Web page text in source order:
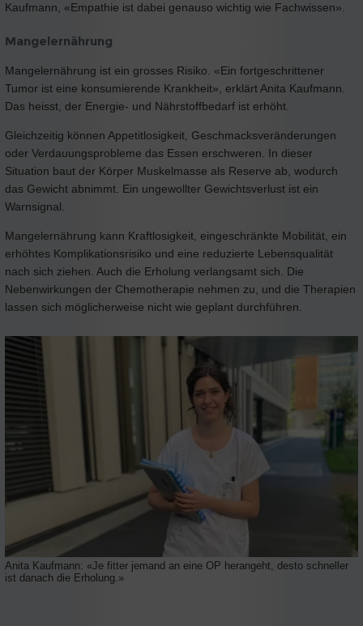
Kaufmann, «Empathie ist dabei genauso wichtig wie Fachwissen».
Mangelernährung
Mangelernährung ist ein grosses Risiko. «Ein fortgeschrittener
Tumor ist eine konsumierende Krankheit», erklärt Anita Kaufmann.
Das heisst, der Energie- und Nährstoffbedarf ist erhöht.
Gleichzeitig können Appetitlosigkeit, Geschmacksveränderungen
oder Verdauungsprobleme das Essen erschweren. In dieser
Situation baut der Körper Muskelmasse als Reserve ab, wodurch
das Gewicht abnimmt. Ein ungewollter Gewichtsverlust ist ein
Warnsignal.
Mangelernährung kann Kraftlosigkeit, eingeschränkte Mobilität, ein
erhöhtes Komplikationsrisiko und eine reduzierte Lebensqualität
nach sich ziehen. Auch die Erholung verlangsamt sich. Die
Nebenwirkungen der Chemotherapie nehmen zu, und die Therapien
lassen sich möglicherweise nicht wie geplant durchführen.
Anita Kaufmann: «Je fitter jemand an eine OP herangeht, desto schneller
ist danach die Erholung.»